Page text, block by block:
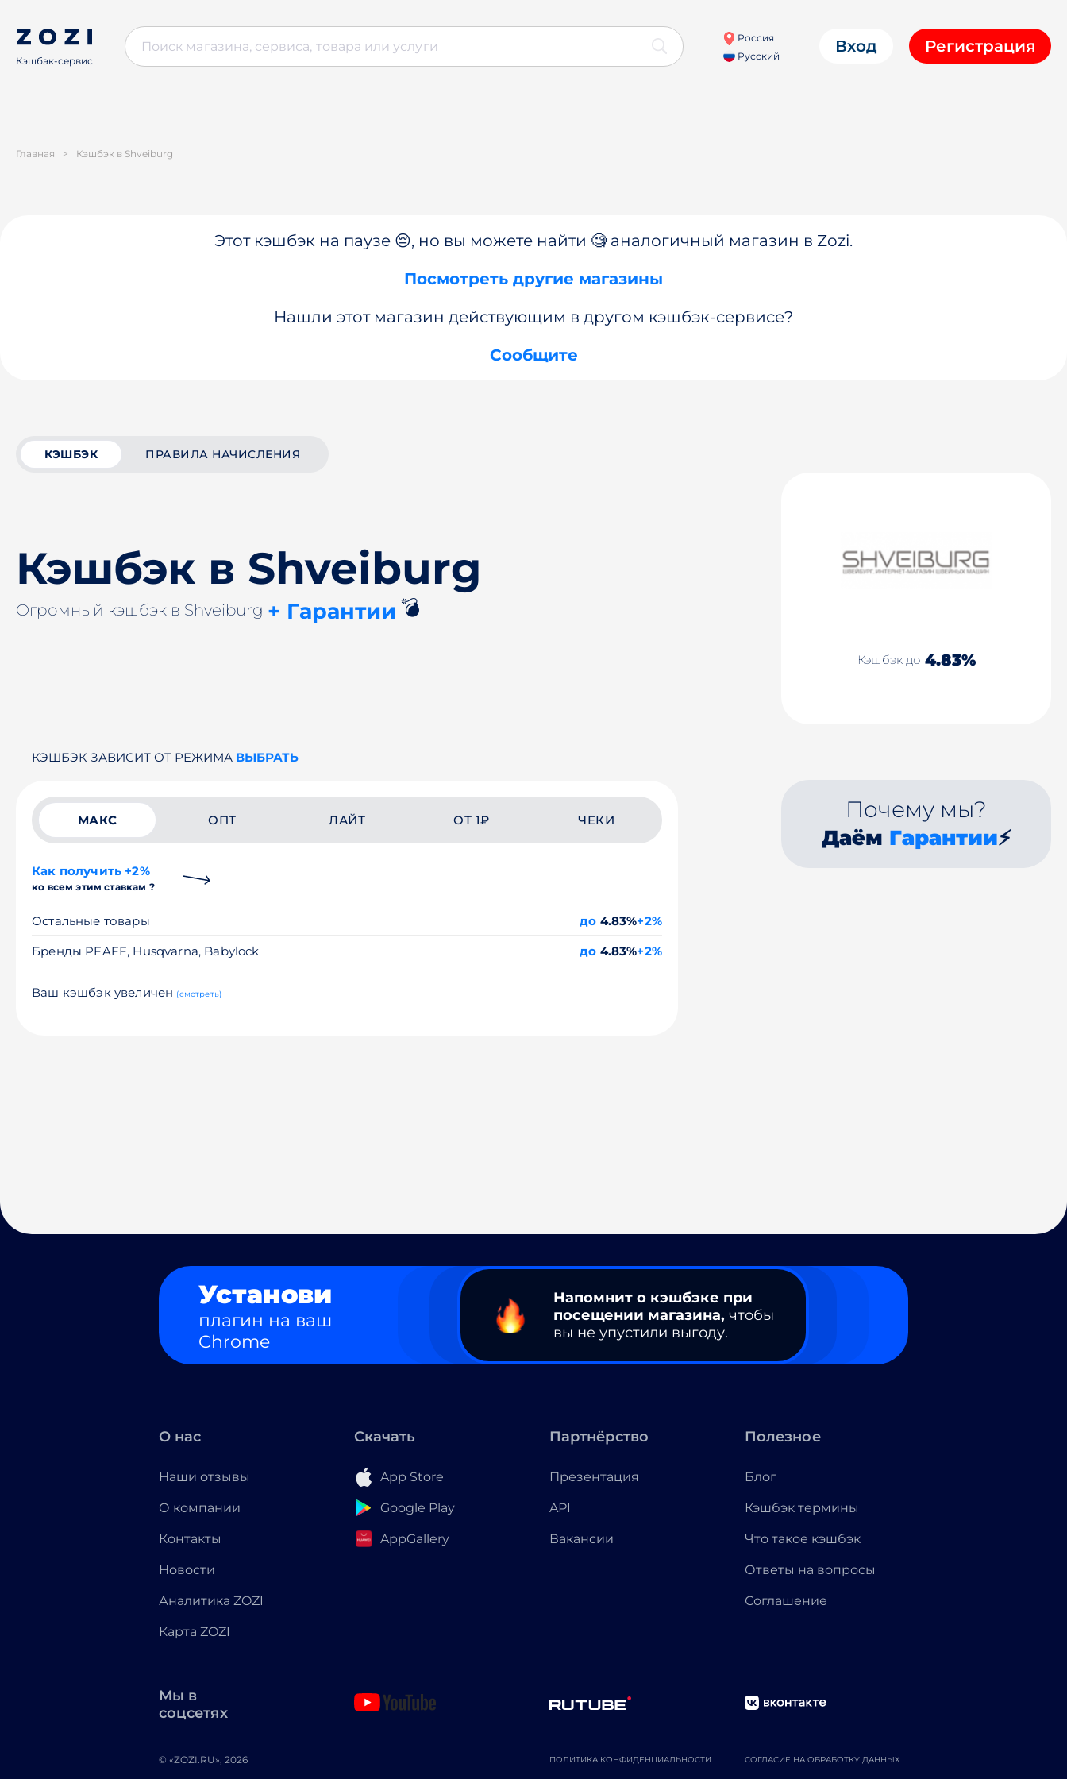
Кэшбэк-сервис
Россия
Русский
Вход Регистрация
Главная > Кэшбэк в Shveiburg
Этот кэшбэк на паузе 😔, но вы можете найти 🧐 аналогичный магазин в Zozi.
Посмотреть другие магазины
Нашли этот магазин действующим в другом кэшбэк-сервисе?
Сообщите
КЭШБЭК ПРАВИЛА НАЧИСЛЕНИЯ
Кэшбэк в Shveiburg
Огромный кэшбэк в Shveiburg + Гарантии 💣
Кэшбэк до 4.83%
КЭШБЭК ЗАВИСИТ ОТ РЕЖИМА ВЫБРАТЬ
МАКС ОПТ ЛАЙТ ОТ 1₽ ЧЕКИ
Как получить +2%
ко всем этим ставкам ?
Остальные товары до 4.83%+2%
Бренды PFAFF, Husqvarna, Babylock
до 4.83%+2%
Ваш кэшбэк увеличен (смотреть)
Почему мы?
Даём Гарантии⚡
Установи
плагин на ваш
Chrome
Напомнит о кэшбэке при
посещении магазина, чтобы
вы не упустили выгоду.
О нас
Наши отзывы
О компании
Контакты
Новости
Аналитика ZOZI
Карта ZOZI
Скачать
App Store
Google Play
AppGallery
Партнёрство
Презентация
API
Вакансии
Полезное
Блог
Кэшбэк термины
Что такое кэшбэк
Ответы на вопросы
Соглашение
Мы в
соцсетях
© «ZOZI.RU», 2026 ПОЛИТИКА КОНФИДЕНЦИАЛЬНОСТИ СОГЛАСИЕ НА ОБРАБОТКУ ДАННЫХ